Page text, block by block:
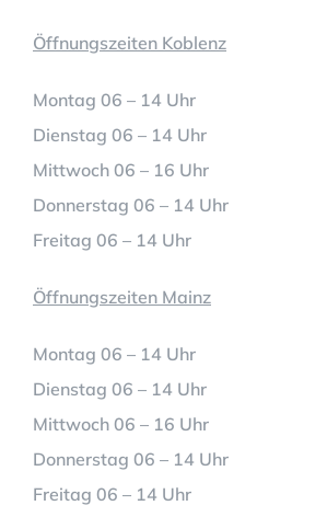
Öffnungszeiten Koblenz
Montag 06 – 14 Uhr
Dienstag 06 – 14 Uhr
Mittwoch 06 – 16 Uhr
Donnerstag 06 – 14 Uhr
Freitag 06 – 14 Uhr
Öffnungszeiten Mainz
Montag 06 – 14 Uhr
Dienstag 06 – 14 Uhr
Mittwoch 06 – 16 Uhr
Donnerstag 06 – 14 Uhr
Freitag 06 – 14 Uhr